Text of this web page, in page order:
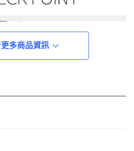
多商品資訊